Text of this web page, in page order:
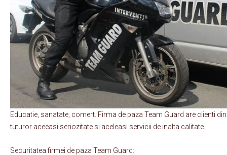
Educatie, sanatate, comert. Firma de paza Team Guard are clienti
tuturor aceeasi seriozitate si aceleasi servicii de inalta calitate.
Securitatea firmei de paza Team Guard: